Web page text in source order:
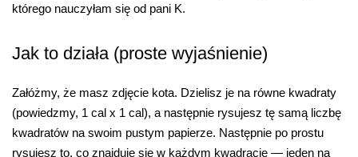
którego nauczyłam się od pani K.
Jak to działa (proste wyjaśnienie)
Załóżmy, że masz zdjęcie kota. Dzielisz je na równe kwadraty
(powiedzmy, 1 cal x 1 cal), a następnie rysujesz tę samą liczbę
kwadratów na swoim pustym papierze. Następnie po prostu
rysujesz to, co znajduje się w każdym kwadracie — jeden na